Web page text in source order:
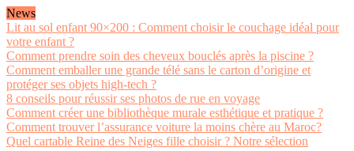
News
Lit au sol enfant 90×200 : Comment choisir le couchage idéal pour
votre enfant ?
Comment prendre soin des cheveux bouclés après la piscine ?
Comment emballer une grande télé sans le carton d’origine et
protéger ses objets high-tech ?
8 conseils pour réussir ses photos de rue en voyage
Comment créer une bibliothèque murale esthétique et pratique ?
Comment trouver l’assurance voiture la moins chère au Maroc?
Quel cartable Reine des Neiges fille choisir ? Notre sélection